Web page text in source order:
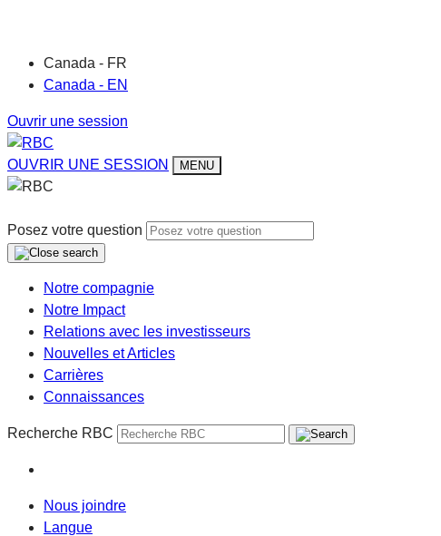
Canada - FR
Canada - EN
Ouvrir une session
OUVRIR UNE SESSION MENU
Posez votre question
Notre compagnie
Notre Impact
Relations avec les investisseurs
Nouvelles et Articles
Carrières
Connaissances
Recherche RBC
Nous joindre
Langue